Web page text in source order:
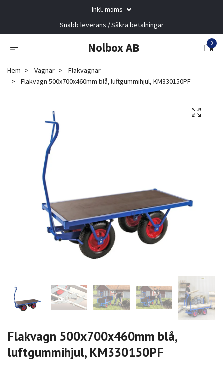
Inkl. moms
Snabb leverans / Säkra betalningar
Nolbox AB 0
Hem Vagnar
Flakvagnar
Flakvagn 500x700x460mm blå, luftgummihjul, KM330150PF
Flakvagn 500x700x460mm blå,
luftgummihjul, KM330150PF